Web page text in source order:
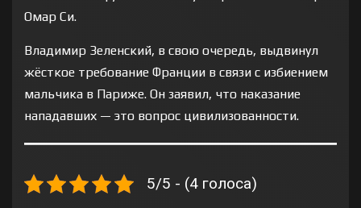
Омар Си.
Владимир Зеленский, в свою очередь, выдвинул
жёсткое требование Франции в связи с избиением
мальчика в Париже. Он заявил, что наказание
нападавших — это вопрос цивилизованности.
5/5 - (4 голоса)